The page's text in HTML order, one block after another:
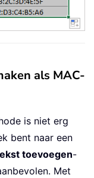
als MAC-
is niet erg
bent naar een
toevoegen-
Met